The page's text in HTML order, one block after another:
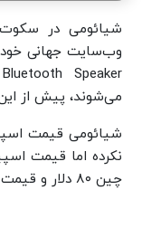
شیائومی در سکوت
وب‌سایت جهانی خود
می‌شوند، پیش از
شیائومی قیمت
چین ۸۰ دلار و قیمت نسخه‌ی مینی ۳۰ دلار است.